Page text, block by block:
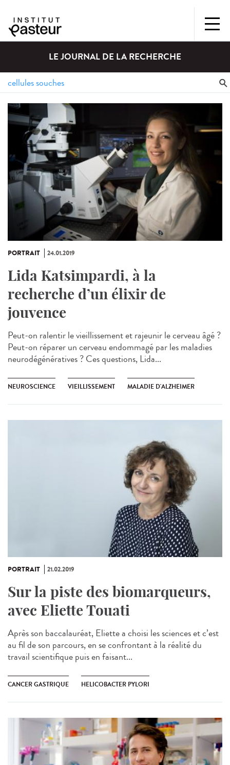
LE JOURNAL DE LA RECHERCHE
PORTRAIT 24.01.2019
Lida Katsimpardi, à la
recherche d’un élixir de
jouvence
Peut-on ralentir le vieillissement et rajeunir le cerveau âgé ?
Peut-on réparer un cerveau endommagé par les maladies
neurodégénératives ? Ces questions, Lida...
NEUROSCIENCE VIEILLISSEMENT MALADIE D'ALZHEIMER
PORTRAIT 21.02.2019
Sur la piste des biomarqueurs,
avec Eliette Touati
Après son baccalauréat, Eliette a choisi les sciences et c’est
au fil de son parcours, en se confrontant à la réalité du
travail scientifique puis en faisant...
CANCER GASTRIQUE HELICOBACTER PYLORI